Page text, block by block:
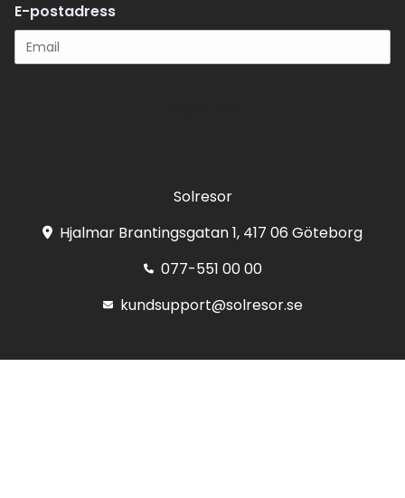
E-postadress
Solresor
Hjalmar Brantingsgatan 1, 417 06 Göteborg
077-551 00 00
kundsupport@solresor.se